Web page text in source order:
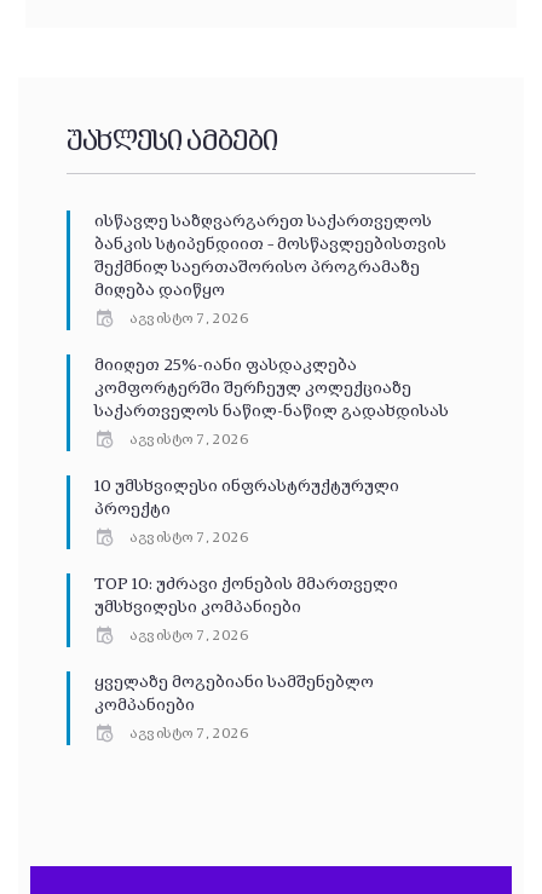
უახლესი ამბები
ისწავლე საზღვარგარეთ საქართველოს
ბანკის სტიპენდიით – მოსწავლეებისთვის
შექმნილ საერთაშორისო პროგრამაზე
მიღება დაიწყო
აგვისტო 7, 2026
მიიღეთ 25%-იანი ფასდაკლება
კომფორტერში შერჩეულ კოლექციაზე
საქართველოს ნაწილ-ნაწილ გადახდისას
აგვისტო 7, 2026
10 უმსხვილესი ინფრასტრუქტურული
პროექტი
აგვისტო 7, 2026
TOP 10: უძრავი ქონების მმართველი
უმსხვილესი კომპანიები
აგვისტო 7, 2026
ყველაზე მოგებიანი სამშენებლო
კომპანიები
აგვისტო 7, 2026